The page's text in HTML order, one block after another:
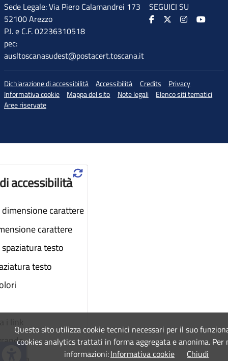
Sede Legale: Via Piero Calamandrei 173
52100 Arezzo
P.I. e C.F. 02236310518
pec:
ausltoscanasudest@postacert.toscana.it
SEGUICI SU
Dichiarazione di accessibilità Accessibilità Credits
Privacy
Informativa cookie
Mappa del sito Note legali
Elenco siti tematici
Aree riservate
Questo sito utilizza cookie tecnici necessari per il suo
cookies analytics trattati in forma aggregata e anonima. Per
informazioni:Informativa cookie Chiudi
accessibilità
carattere
carattere
testo
testo